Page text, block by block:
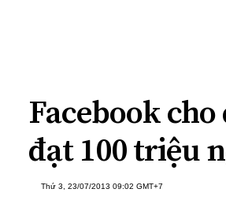
Facebook
đạt 100 triệu
Thứ 3, 23/07/2013 09:02 GMT+7